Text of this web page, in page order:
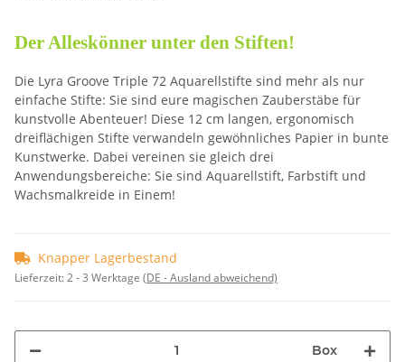
Der Alleskönner unter den Stiften!
Die Lyra Groove Triple 72 Aquarellstifte sind mehr als nur
einfache Stifte: Sie sind eure magischen Zauberstäbe für
kunstvolle Abenteuer! Diese 12 cm langen, ergonomisch
dreiflächigen Stifte verwandeln gewöhnliches Papier in bunte
Kunstwerke. Dabei vereinen sie gleich drei
Anwendungsbereiche: Sie sind Aquarellstift, Farbstift und
Wachsmalkreide in Einem!
Knapper Lagerbestand
Lieferzeit:2 - 3 Werktage (DE - Ausland abweichend)
Box